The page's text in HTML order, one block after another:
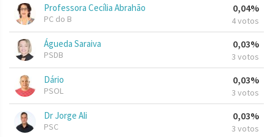
Professora Cecília Abrahão
PC do B
0,04%
4 votos
Águeda Saraiva
PSDB
0,03%
3 votos
Dário
PSOL
0,03%
3 votos
Dr Jorge Ali
PSC
0,03%
3 votos